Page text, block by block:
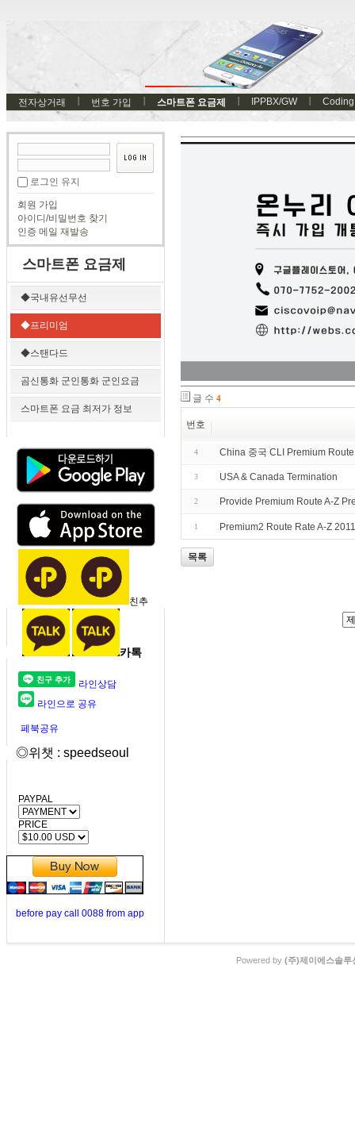
전자상거래 번호 가입 스마트폰 요금제 IPPBX/GW Coding
로그인 유지
회원 가입
아이디/비밀번호 찾기
인증 메일 재발송
스마트폰 요금제
◆국내유선무선
◆프리미엄
◆스탠다드
곰신통화 군인통화 군인요금
스마트폰 요금 최저가 정보
친추
카톡
라인상담
라인으로 공유
페북공유
◎위챗 : speedseoul
PAYPAL
PRICE
before pay call 0088 from app
글 수 4
번호
4 China 중국 CLI Premium
3 USA & Canada Termination
2 Provide Premium Route A-Z
1 Premium2 Route Rate A-Z
목록
Powered by (주)제이에스솔루